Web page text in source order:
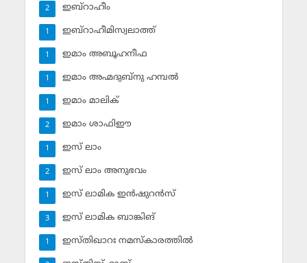
ഇബ്‌റാഹീം
2
ഇബ്‌റാഹീമിസ്വലാത്ത്
1
ഇമാം അബൂഹനീഫ
1
ഇമാം അഹ്മദുബ്‌നു ഹമ്പല്‍
1
ഇമാം മാലിക്
1
ഇമാം ശാഫിഈ
2
ഇസ് ലാം
1
ഇസ് ലാം അനുഭവം
2
ഇസ് ലാമിക ഇന്‍ഷുറന്‍സ്‌
1
ഇസ് ലാമിക ബാങ്കിങ്‌
3
ഇസ്തിഖാറഃ നമസ്‌കാരത്തില്‍
1